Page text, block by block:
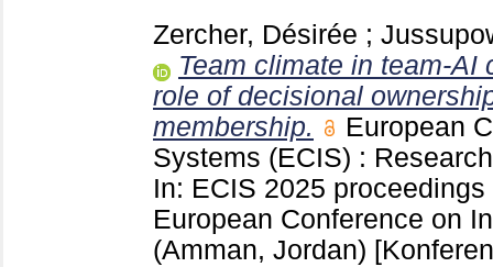
Zercher, Désirée ;
Team climate in team-AI
role of decisional
membership.
European
Systems (ECIS) :
In: ECIS 2025
European Conference on
(Amman, Jordan)